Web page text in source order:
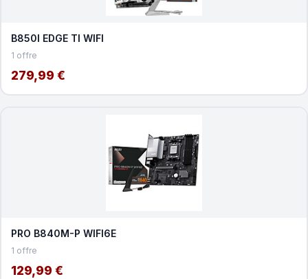
B850I EDGE TI WIFI
1 offre
279,99 €
PRO B840M-P WIFI6E
1 offre
129,99 €